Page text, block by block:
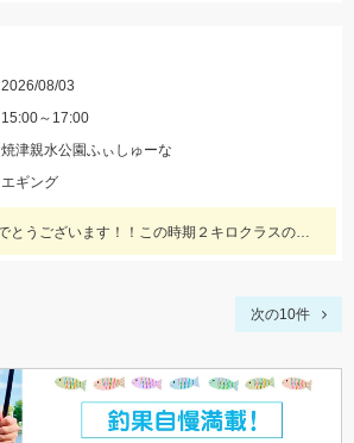
2026/08/03
15:00～17:00
焼津親水公園ふぃしゅーな
エギング
豊川市Y様おめでとうございます！！この時期２キロクラスのビックなアオリイカを見事に仕留められました！！ 釣れているのが500ｇクラスの情報だったので、ヒットした瞬間はエイかと思ったそうです。
次の10件